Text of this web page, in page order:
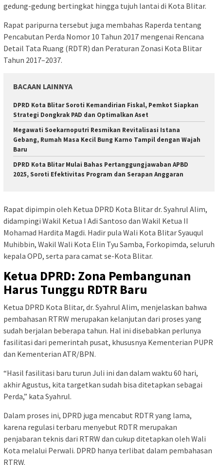
gedung-gedung bertingkat hingga tujuh lantai di Kota Blitar.
Rapat paripurna tersebut juga membahas Raperda tentang
Pencabutan Perda Nomor 10 Tahun 2017 mengenai Rencana
Detail Tata Ruang (RDTR) dan Peraturan Zonasi Kota Blitar
Tahun 2017–2037.
BACAAN LAINNYA
DPRD Kota Blitar Soroti Kemandirian Fiskal, Pemkot Siapkan
Strategi Dongkrak PAD dan Optimalkan Aset
Megawati Soekarnoputri Resmikan Revitalisasi Istana
Gebang, Rumah Masa Kecil Bung Karno Tampil dengan Wajah
Baru
DPRD Kota Blitar Mulai Bahas Pertanggungjawaban APBD
2025, Soroti Efektivitas Program dan Serapan Anggaran
Rapat dipimpin oleh Ketua DPRD Kota Blitar dr. Syahrul Alim,
didampingi Wakil Ketua I Adi Santoso dan Wakil Ketua II
Mohamad Hardita Magdi. Hadir pula Wali Kota Blitar Syauqul
Muhibbin, Wakil Wali Kota Elin Tyu Samba, Forkopimda, seluruh
kepala OPD, serta para camat se-Kota Blitar.
Ketua DPRD: Zona Pembangunan
Harus Tunggu RDTR Baru
Ketua DPRD Kota Blitar, dr. Syahrul Alim, menjelaskan bahwa
pembahasan RTRW merupakan kelanjutan dari proses yang
sudah berjalan beberapa tahun. Hal ini disebabkan perlunya
fasilitasi dari pemerintah pusat, khususnya Kementerian PUPR
dan Kementerian ATR/BPN.
“Hasil fasilitasi baru turun Juli ini dan dalam waktu 60 hari,
akhir Agustus, kita targetkan sudah bisa ditetapkan sebagai
Perda,” kata Syahrul.
Dalam proses ini, DPRD juga mencabut RDTR yang lama,
karena regulasi terbaru menyebut RDTR merupakan
penjabaran teknis dari RTRW dan cukup ditetapkan oleh Wali
Kota melalui Perwali. DPRD hanya terlibat dalam pembahasan
RTRW.